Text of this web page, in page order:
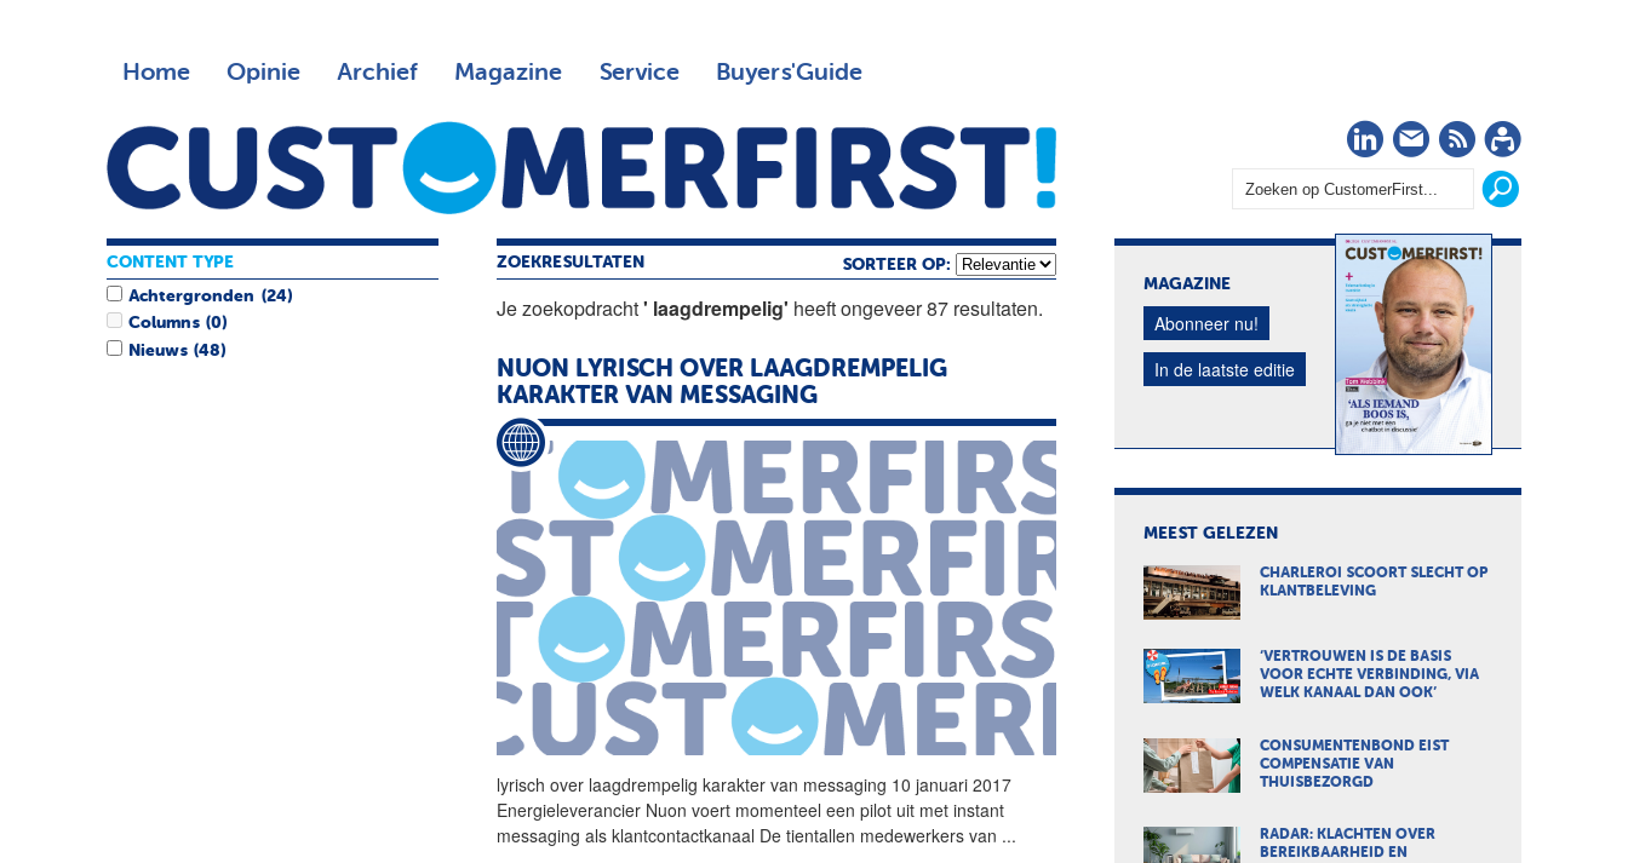
Home Opinie Archief Magazine Service Buyers'Guide
LinkedIn
Nieuwsbrief
RSS
ZOEKRESULTATEN SORTEER OP:
Je zoekopdracht' laagdrempelig' heeft ongeveer 87 resultaten.
NUON LYRISCH OVER LAAGDREMPELIG
KARAKTER VAN MESSAGING
lyrisch over laagdrempelig karakter van messaging 10 januari 2017
Energieleverancier Nuon voert momenteel een pilot uit met instant
messaging als klantcontactkanaal De tientallen medewerkers van ...
CONTENT TYPE
Achtergronden (24)
Columns (0)
Nieuws (48)
MAGAZINE
Abonneer nu!
In de laatste editie
MEEST GELEZEN
CHARLEROI SCOORT SLECHT OP
KLANTBELEVING
‘VERTROUWEN IS DE BASIS
VOOR ECHTE VERBINDING, VIA
WELK KANAAL DAN OOK’
CONSUMENTENBOND EIST
COMPENSATIE VAN
THUISBEZORGD
RADAR: KLACHTEN OVER
BEREIKBAARHEID EN